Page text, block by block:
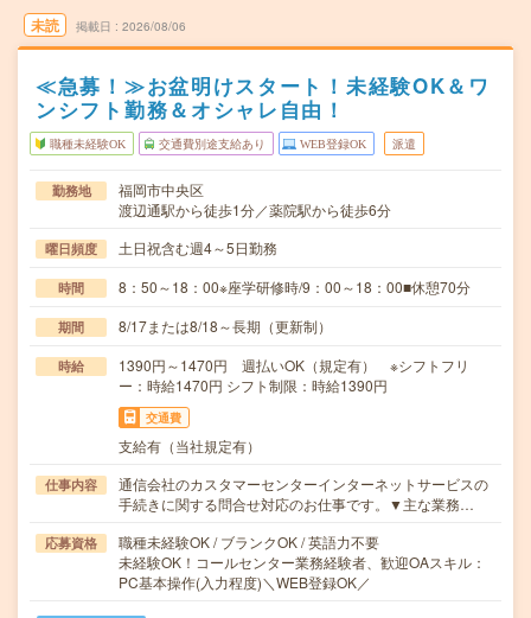
未読 掲載日 2026/08/06
≪急募！≫お盆明けスタート！未経験OK＆ワ
ンシフト勤務＆オシャレ自由！
職種未経験OK 交通費別途支給あり WEB登録OK 派遣
勤務地
福岡市中央区
渡辺通駅から徒歩1分／薬院駅から徒歩6分
曜日頻度 土日祝含む週4～5日勤務
時間 8：50～18：00※座学研修時/9：00～18：00■休憩70分
期間 8/17または8/18～長期（更新制）
時給
1390円～1470円 週払いOK（規定有） ※シフトフリ
ー：時給1470円 シフト制限：時給1390円
交通費
支給有（当社規定有）
仕事内容
通信会社のカスタマーセンターインターネットサービスの
手続きに関する問合せ対応のお仕事です。▼主な業務…
応募資格
職種未経験OK / ブランクOK / 英語力不要
未経験OK！コールセンター業務経験者、歓迎OAスキル：
PC基本操作(入力程度)＼WEB登録OK／